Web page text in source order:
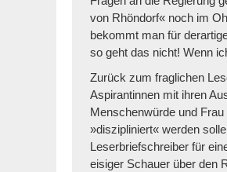
von Rhöndorf« noch im
bekommt man für
so geht das nicht! Wenn
Zurück zum fraglichen
Aspirantinnen mit ihren
Menschenwürde und
»diszipliniert« werden
Leserbriefschreiber für
eisiger Schauer über den